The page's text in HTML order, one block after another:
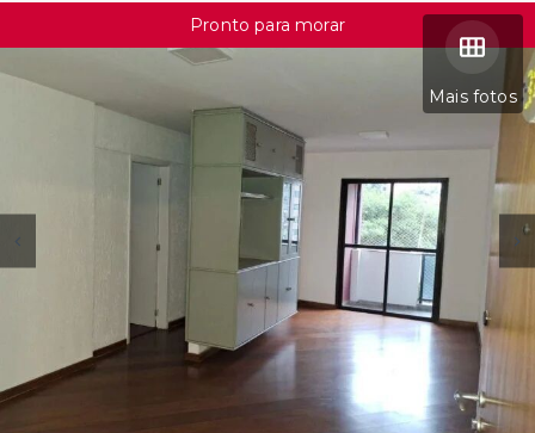
Mais fotos
Pronto para morar